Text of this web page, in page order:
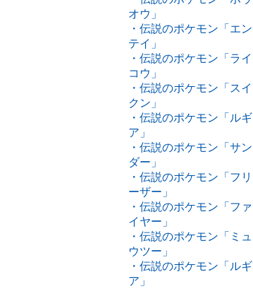
オウ」
・伝説のポケモン「エン
テイ」
・伝説のポケモン「ライ
コウ」
・伝説のポケモン「スイ
クン」
・伝説のポケモン「ルギ
ア」
・伝説のポケモン「サン
ダー」
・伝説のポケモン「フリ
ーザー」
・伝説のポケモン「ファ
イヤー」
・伝説のポケモン「ミュ
ウツー」
・伝説のポケモン「ルギ
ア」